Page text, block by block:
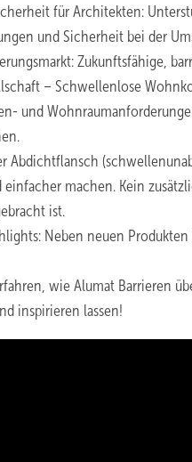
für Architekten:
und Sicherheit bei der
Zukunftsfähige,
– Schwellenlose
und
Abdichtflansch
machen. Kein
ist.
Neben neuen
wie Alumat Barrieren
inspirieren lassen!